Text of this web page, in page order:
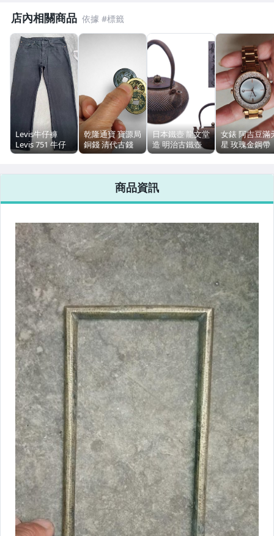
男性精品與服飾
偶像、球員卡與郵幣
女裝與服飾配件
手錶與飾品配件
女包精品與女鞋
相機、攝影與周邊
店內相關商品
Levis牛仔褲
Levis 751 牛仔
褲 黑牛直筒
vintage
乾隆通寶 寶源局
銅錢 清代古錢
一套字口清楚底
殼
日本鐵壺 龍文堂
造 明治古鐵壺
霰紋 銅蓋 茶器
女錶 阿吉豆滿
星 玫瑰金鋼帶
石英機芯 正常
商品資訊